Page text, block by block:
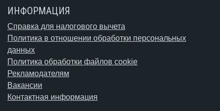
ИНФОРМАЦИЯ
Справка для налогового вычета
Политика в отношении обработки персональных
данных
Политика обработки файлов cookie
Рекламодателям
Вакансии
Контактная информация